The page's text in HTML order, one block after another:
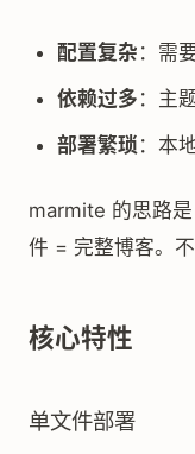
配置复杂 ：需
依赖过多 ：主
部署繁琐 ：本
marmite 的思路
件 = 完整博客。
核心特性
单文件部署